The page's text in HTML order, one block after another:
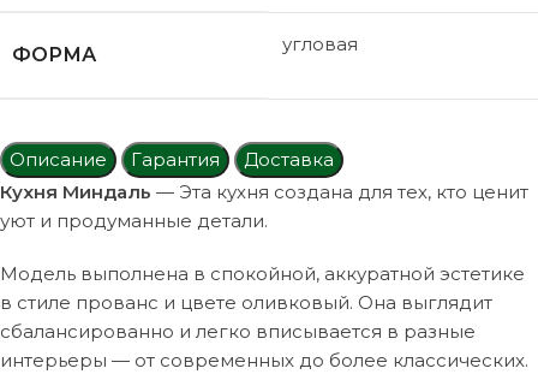
ФОРМА угловая
Описание Гарантия
Доставка
Кухня Миндаль — Эта кухня создана для тех, кто ценит
уют и продуманные детали.
Модель выполнена в спокойной, аккуратной эстетике
в стиле прованс и цвете оливковый. Она выглядит
сбалансированно и легко вписывается в разные
интерьеры — от современных до более классических.